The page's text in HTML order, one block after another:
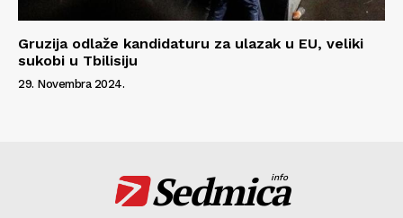
Gruzija odlaže kandidaturu za ulazak u EU, veliki
sukobi u Tbilisiju
29. Novembra 2024.
Sedmica
info